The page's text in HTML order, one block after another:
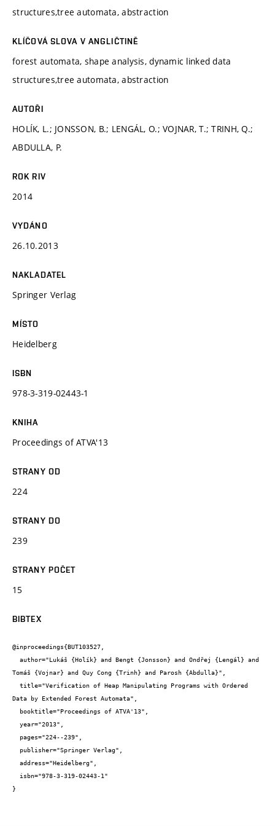
structures,tree automata, abstraction
KLÍČOVÁ SLOVA V ANGLIČTINĚ
forest automata, shape analysis, dynamic linked data
structures,tree automata, abstraction
AUTOŘI
HOLÍK, L.; JONSSON, B.; LENGÁL, O.; VOJNAR, T.; TRINH, Q.;
ABDULLA, P.
ROK RIV
2014
VYDÁNO
26.10.2013
NAKLADATEL
Springer Verlag
MÍSTO
Heidelberg
ISBN
978-3-319-02443-1
KNIHA
Proceedings of ATVA'13
STRANY OD
224
STRANY DO
239
STRANY POČET
15
BIBTEX
@inproceedings{BUT103527,
Tomáš {Vojnar} and Quy Cong {Trinh} and Parosh {Abdulla}",
Data by Extended Forest Automata",
}